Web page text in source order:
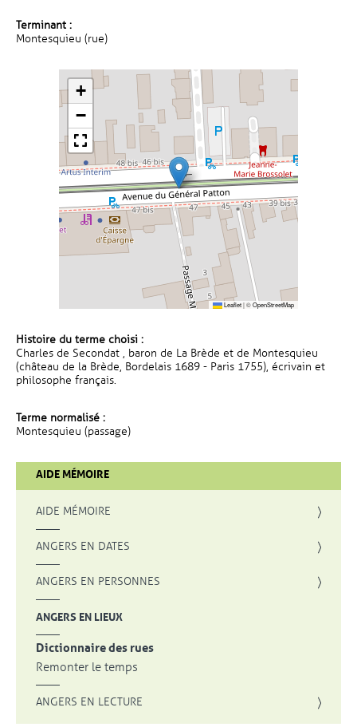
Terminant :
Montesquieu (rue)
+
−
Leaflet|©OpenStreetMap
Histoire du terme choisi :
Charles de Secondat , baron de La Brède et de Montesquieu
(château de la Brède, Bordelais 1689 - Paris 1755), écrivain et
philosophe français.
Terme normalisé :
Montesquieu (passage)
AIDE MÉMOIRE
AIDE MÉMOIRE
ANGERS EN DATES
ANGERS EN PERSONNES
ANGERS EN LIEUX
Dictionnaire des rues
Remonter le temps
ANGERS EN LECTURE